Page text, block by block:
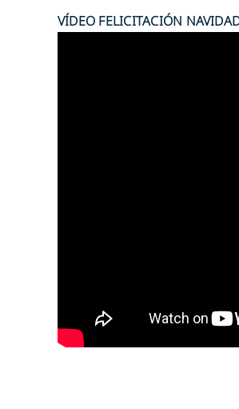
VÍDEO FELICITACIÓN